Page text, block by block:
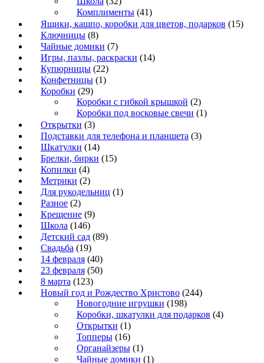
Комплименты (41)
Ящики, кашпо, коробки для цветов, подарков (15)
Ключницы (8)
Чайные домики (7)
Игры, пазлы, раскраски (14)
Купюрницы (22)
Конфетницы (1)
Коробки (29)
Коробки с гибкой крышкой (2)
Коробки под восковые свечи (1)
Открытки (3)
Подставки для телефона и планшета (3)
Шкатулки (14)
Брелки, бирки (15)
Копилки (4)
Метрики (2)
Для рукодельниц (1)
Разное (2)
Крещение (9)
Школа (146)
Детский сад (89)
Свадьба (19)
14 февраля (40)
23 февраля (50)
8 марта (123)
Новый год и Рождество Христово (244)
Новогодние игрушки (198)
Коробки, шкатулки для подарков (4)
Открытки (1)
Топперы (16)
Органайзеры (1)
Чайные домики (1)